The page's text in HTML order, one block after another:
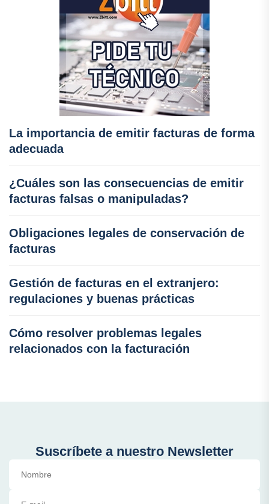
La importancia de emitir facturas de forma
adecuada
¿Cuáles son las consecuencias de emitir
facturas falsas o manipuladas?
Obligaciones legales de conservación de
facturas
Gestión de facturas en el extranjero:
regulaciones y buenas prácticas
Cómo resolver problemas legales
relacionados con la facturación
Suscríbete a nuestro Newsletter